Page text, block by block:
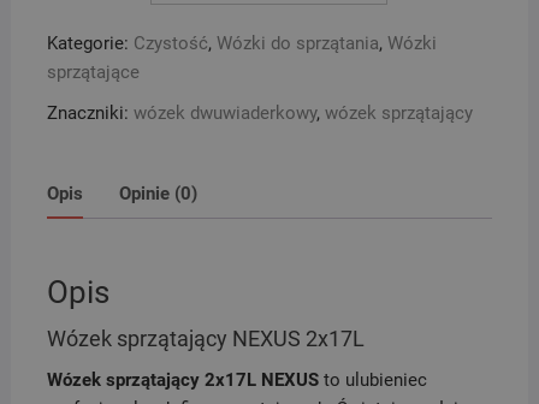
Kategorie: Czystość, Wózki do sprzątania, Wózki
sprzątające
Znaczniki: wózek dwuwiaderkowy, wózek sprzątający
Opis Opinie (0)
Opis
Wózek sprzątający NEXUS 2x17L
Wózek sprzątający 2x17L NEXUS to ulubieniec